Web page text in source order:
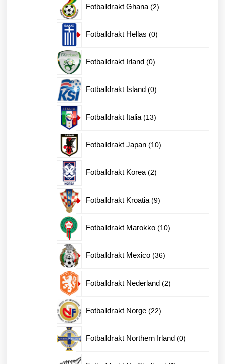
Fotballdrakt Ghana 22
Fotballdrakt Hellas 00
Fotballdrakt Irland 00
Fotballdrakt Island 00
Fotballdrakt Italia 1313
Fotballdrakt Japan 1010
Fotballdrakt Korea 22
Fotballdrakt Kroatia 99
Fotballdrakt Marokko 1010
Fotballdrakt Mexico 3636
Fotballdrakt Nederland 22
Fotballdrakt Norge 2222
Fotballdrakt Northern Irland 00